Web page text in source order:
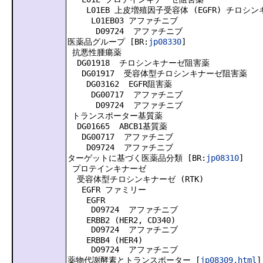
L01EB 上皮増殖因子受容体 (EGFR) チロシン
L01EB03 アファチニブ
D09724 アファチニブ
医薬品グループ [BR: jp08330]
抗悪性腫瘍薬
DG01918 チロシンキナーゼ阻害薬
DG01917 受容体型チロシンキナーゼ阻害薬
DG03162 EGFR阻害薬
DG00717 アファチニブ
D09724 アファチニブ
トランスポーター基質薬
DG01665 ABCB1基質薬
DG00717 アファチニブ
D09724 アファチニブ
ターゲットに基づく医薬品分類 [BR: jp08310]
プロテインキナーゼ
受容体型チロシンキナーゼ (RTK)
EGFR ファミリー
EGFR
D09724 アファチニブ
ERBB2 (HER2, CD340)
D09724 アファチニブ
ERBB4 (HER4)
D09724 アファチニブ
薬物代謝酵素とトランスポーター [ jp08309.html ]